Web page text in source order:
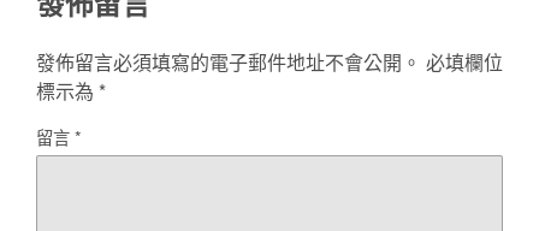
發佈留言必須填寫的電子郵件地址不會公開。 必填欄位
標示為 *
留言*